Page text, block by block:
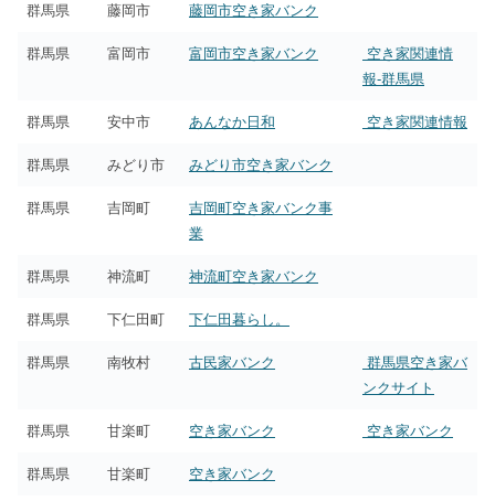
群馬県 藤岡市 藤岡市空き家バンク
群馬県 富岡市 富岡市空き家バンク
空き家関連情
報-群馬県
群馬県 安中市 あんなか日和 空き家関連情報
群馬県 みどり市 みどり市空き家バンク
群馬県 吉岡町
吉岡町空き家バンク事
業
群馬県 神流町 神流町空き家バンク
群馬県 下仁田町 下仁田暮らし。
群馬県 南牧村 古民家バンク
群馬県空き家バ
ンクサイト
群馬県 甘楽町 空き家バンク 空き家バンク
群馬県 甘楽町 空き家バンク